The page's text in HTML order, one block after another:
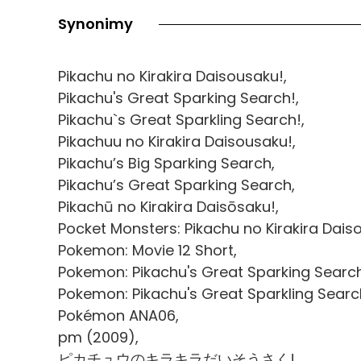
Synonimy
Pikachu no Kirakira Daisousaku!,
Pikachu's Great Sparking Search!,
Pikachu`s Great Sparkling Search!,
Pikachuu no Kirakira Daisousaku!,
Pikachu’s Big Sparking Search,
Pikachu’s Great Sparking Search,
Pikachū no Kirakira Daisōsaku!,
Pocket Monsters: Pikachu no Kirakira
Pokemon: Movie 12 Short,
Pokemon: Pikachu's Great Sparking
Pokemon: Pikachu's Great Sparkling
Pokémon ANA06,
pm (2009),